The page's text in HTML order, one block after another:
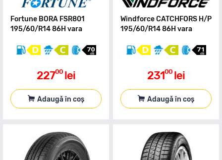
Fortune BORA FSR801
195/60/R14 86H vara
22700 lei
Adaugă în coș
Windforce CATCHFORS H/P
195/60/R14 86H vara
23100 lei
Adaugă în coș